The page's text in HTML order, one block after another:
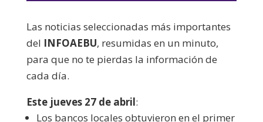
Las noticias seleccionadas más importantes
del INFOAEBU, resumidas en un minuto,
para que no te pierdas la información de
cada día.
Este jueves 27 de abril:
Los bancos locales obtuvieron en el primer